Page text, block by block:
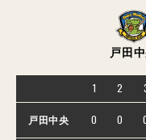
戸田
1 2
戸田中央 0 0